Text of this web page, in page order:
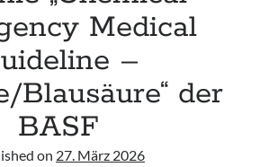
Medical
–
Blausäure“ der
BASF
on 27. März 2026